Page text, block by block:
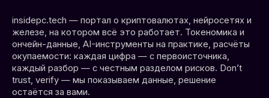
insidepc.tech — портал о криптовалютах, нейросетях и
железе, на котором всё это работает. Токеномика и
ончейн-данные, AI-инструменты на практике, расчёты
окупаемости: каждая цифра — с первоисточника,
каждый разбор — с честным разделом рисков. Don’t
trust, verify — мы показываем данные, решение
остаётся за вами.